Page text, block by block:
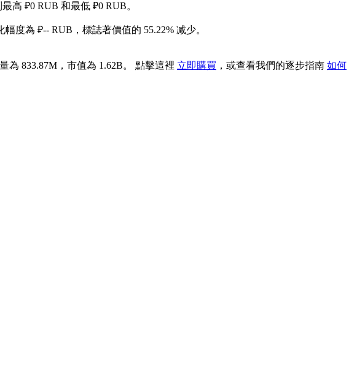
高 ₽0 RUB 和最低 ₽0 RUB。
度為 ₽-- RUB，標誌著價值的 55.22% 减少。
為 833.87M，市值為 1.62B。 點擊這裡 立即購買 ，或查看我們的逐步指南 如何